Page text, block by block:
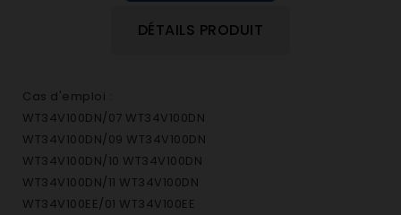
DÉTAILS PRODUIT
Cas d'emploi :
WT34V100DN/07 WT34V100DN
WT34V100DN/09 WT34V100DN
WT34V100DN/10 WT34V100DN
WT34V100DN/11 WT34V100DN
WT34V100EE/01 WT34V100EE